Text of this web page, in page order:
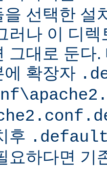
을 선택한 설
러나 이 디
그대로 둔다
에 확장자
후
요하다면 기